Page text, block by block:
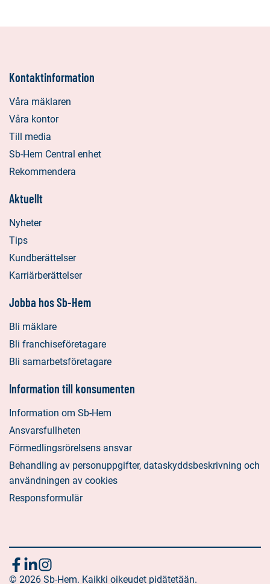
Kontaktinformation
Våra mäklaren
Våra kontor
Till media
Sb-Hem Central enhet
Rekommendera
Aktuellt
Nyheter
Tips
Kundberättelser
Karriärberättelser
Jobba hos Sb-Hem
Bli mäklare
Bli franchiseföretagare
Bli samarbetsföretagare
Information till konsumenten
Information om Sb-Hem
Ansvarsfullheten
Förmedlingsrörelsens ansvar
Behandling av personuppgifter, dataskyddsbeskrivning och
användningen av cookies
Responsformulär
Följ
Sociala
media:
Sociala
media:
Sociala
media:
© 2026 Sb-Hem. Kaikki oikeudet pidätetään.